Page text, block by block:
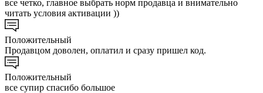
все четко, главное выбрать норм продавца и внимательно
читать условия активации ))
Положительный
Продавцом доволен, оплатил и сразу пришел код.
Положительный
все супир спасибо большое